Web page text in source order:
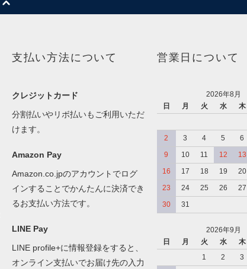
支払い方法について
クレジットカード
分割払いやリボ払いもご利用いただ
けます。
Amazon Pay
Amazon.co.jpのアカウントでログ
インすることでかんたんに決済でき
るお支払い方法です。
LINE Pay
LINE profile+に情報登録をすると、
オンライン支払いでお届け先の入力
営業日について
2026年8月
日
月 火 水 木
2
3 4 5 6
9
10 11 12 13
16
17 18 19 20
23
24 25 26 27
30
31
2026年9月
日
月 火 水 木
1
2 3